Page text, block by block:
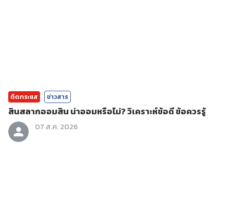
ติดกระแส ข่าวสาร
สินสลากออมสิน น่าออมหรือไม่? วิเคราะห์ข้อดี ข้อควรรู้
07 ส.ค. 2026